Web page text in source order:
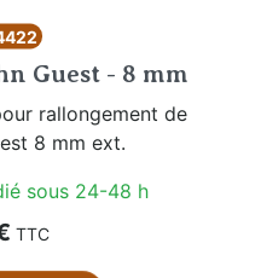
Guest - 8 mm
rallongement de
8 mm ext.
sous 24-48 h
TTC